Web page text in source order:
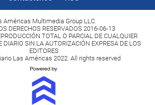
Américas Multimedia Group LLC.
DERECHOS RESERVADOS 2016-06-13
TOTAL O PARCIAL DE CUALQUIER
DIARIO SIN LA AUTORIZACIÓN EXPRESA DE LOS
EDITORES
Las Américas 2022. All rights reserved